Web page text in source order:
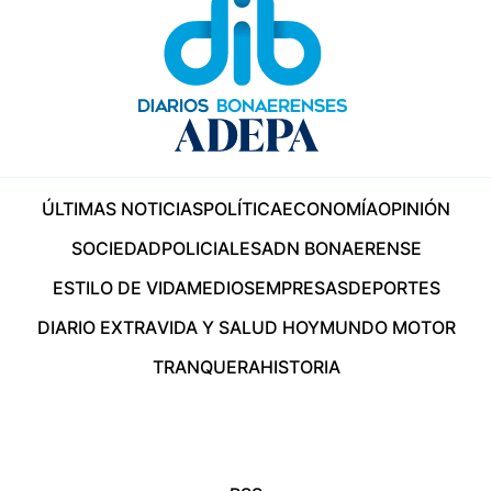
ÚLTIMAS NOTICIASPOLÍTICAECONOMÍAOPINIÓN
SOCIEDADPOLICIALESADN BONAERENSE
ESTILO DE VIDAMEDIOSEMPRESASDEPORTES
DIARIO EXTRAVIDA Y SALUD HOYMUNDO MOTOR
TRANQUERAHISTORIA